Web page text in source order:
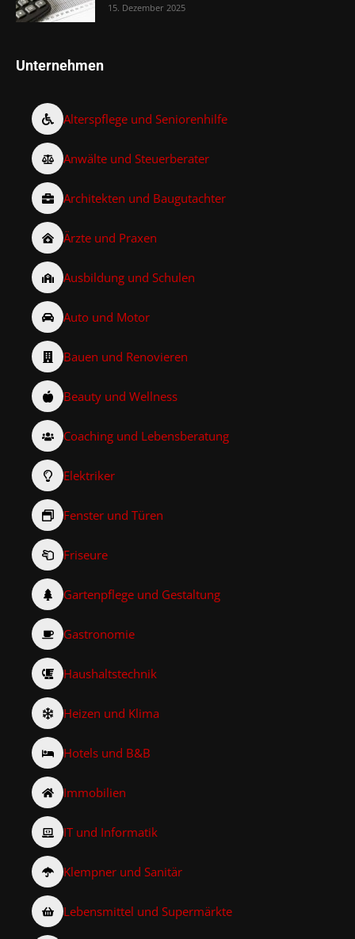
15. Dezember 2025
Unternehmen
Alterspflege und Seniorenhilfe
Anwälte und Steuerberater
Architekten und Baugutachter
Ärzte und Praxen
Ausbildung und Schulen
Auto und Motor
Bauen und Renovieren
Beauty und Wellness
Coaching und Lebensberatung
Elektriker
Fenster und Türen
Friseure
Gartenpflege und Gestaltung
Gastronomie
Haushaltstechnik
Heizen und Klima
Hotels und B&B
Immobilien
IT und Informatik
Klempner und Sanitär
Lebensmittel und Supermärkte